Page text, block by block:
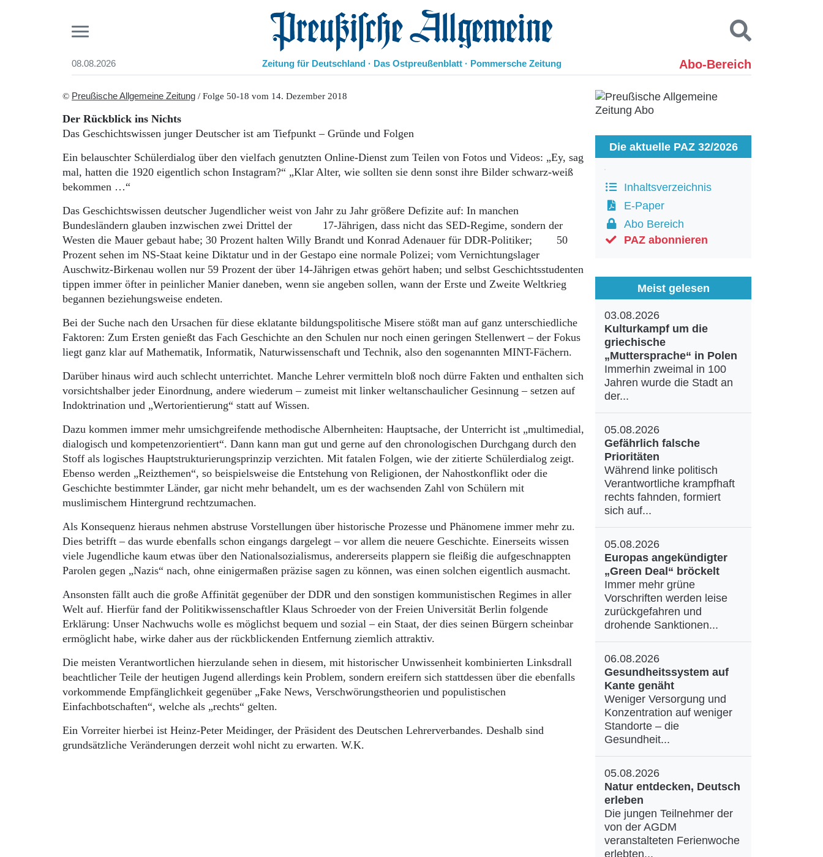
08.08.2026 Preußische Allgemeine Zeitung
Zeitung für Deutschland · Das Ostpreußenblatt · Pommersche Zeitung Abo-Bereich
Start
Aktuelle Ausgabe
Abonnenten-Login
Abonnent werden
Abo Prämien
Archiv
Mediadaten
Panorama
Gesellschaft
Leben
Geschichte
Pommern
Berlin-Brandenburg
Schlesien
Danzig und Westpreußen
Bücher
Kontakt
Suchen und finden
© Preußische Allgemeine Zeitung / Folge 50-18 vom 14. Dezember 2018
Der Rückblick ins Nichts
Das Geschichtswissen junger Deutscher ist am Tiefpunkt – Gründe und Folgen
Ein belauschter Schülerdialog über den vielfach genutzten Online-Dienst zum Teilen von Fotos und Videos: „Ey, sag
mal, hatten die 1920 eigentlich schon Instagram?“ „Klar Alter, wie sollten sie denn sonst ihre Bilder schwarz-weiß
bekommen …“
Das Geschichtswissen deutscher Jugendlicher weist von Jahr zu Jahr größere Defizite auf: In manchen
Bundesländern glauben inzwischen zwei Drittel der 17-Jährigen, dass nicht das SED-Regime, sondern der
Westen die Mauer gebaut habe; 30 Prozent halten Willy Brandt und Konrad Adenauer für DDR-Politiker; 50
Prozent sehen im NS-Staat keine Diktatur und in der Gestapo eine normale Polizei; vom Vernichtungslager
Auschwitz-Birkenau wollen nur 59 Prozent der über 14-Jährigen etwas gehört haben; und selbst Geschichtsstudenten
tippen immer öfter in peinlicher Manier daneben, wenn sie angeben sollen, wann der Erste und Zweite Weltkrieg
begannen beziehungsweise endeten.
Bei der Suche nach den Ursachen für diese eklatante bildungspolitische Misere stößt man auf ganz unterschiedliche
Faktoren: Zum Ersten genießt das Fach Geschichte an den Schulen nur noch einen geringen Stellenwert – der Fokus
liegt ganz klar auf Mathematik, Informatik, Naturwissenschaft und Technik, also den sogenannten MINT-Fächern.
Darüber hinaus wird auch schlecht unterrichtet. Manche Lehrer vermitteln bloß noch dürre Fakten und enthalten sich
vorsichtshalber jeder Einordnung, andere wiederum – zumeist mit linker weltanschaulicher Gesinnung – setzen auf
Indoktrination und „Wertorientierung“ statt auf Wissen.
Dazu kommen immer mehr umsichgreifende methodische Albernheiten: Hauptsache, der Unterricht ist „multimedial,
dialogisch und kompetenzorientiert“. Dann kann man gut und gerne auf den chronologischen Durchgang durch den
Stoff als logisches Hauptstrukturierungsprinzip verzichten. Mit fatalen Folgen, wie der zitierte Schülerdialog zeigt.
Ebenso werden „Reizthemen“, so beispielsweise die Entstehung von Religionen, der Nahostkonflikt oder die
Geschichte bestimmter Länder, gar nicht mehr behandelt, um es der wachsenden Zahl von Schülern mit
muslimischem Hintergrund rechtzumachen.
Als Konsequenz hieraus nehmen abstruse Vorstellungen über historische Prozesse und Phänomene immer mehr zu.
Dies betrifft – das wurde ebenfalls schon eingangs dargelegt – vor allem die neuere Geschichte. Einerseits wissen
viele Jugendliche kaum etwas über den Nationalsozialismus, andererseits plappern sie fleißig die aufgeschnappten
Parolen gegen „Nazis“ nach, ohne einigermaßen präzise sagen zu können, was einen solchen eigentlich ausmacht.
Ansonsten fällt auch die große Affinität gegenüber der DDR und den sonstigen kommunistischen Regimes in aller
Welt auf. Hierfür fand der Politikwissenschaftler Klaus Schroeder von der Freien Universität Berlin folgende
Erklärung: Unser Nachwuchs wolle es möglichst bequem und sozial – ein Staat, der dies seinen Bürgern scheinbar
ermöglicht habe, wirke daher aus der rückblickenden Entfernung ziemlich attraktiv.
Die meisten Verantwortlichen hierzulande sehen in diesem, mit historischer Unwissenheit kombinierten Linksdrall
beachtlicher Teile der heutigen Jugend allerdings kein Problem, sondern ereifern sich stattdessen über die ebenfalls
vorkommende Empfänglichkeit gegenüber „Fake News, Verschwörungstheorien und populistischen
Einfachbotschaften“, welche als „rechts“ gelten.
Ein Vorreiter hierbei ist Heinz-Peter Meidinger, der Präsident des Deutschen Lehrerverbandes. Deshalb sind
grundsätzliche Veränderungen derzeit wohl nicht zu erwarten. W.K.
Die aktuelle PAZ 32/2026
Inhaltsverzeichnis
E-Paper
Abo Bereich
PAZ abonnieren
Meist gelesen
03.08.2026
Kulturkampf um die
griechische
„Muttersprache“ in Polen
Immerhin zweimal in 100
Jahren wurde die Stadt an
der...
05.08.2026
Gefährlich falsche
Prioritäten
Während linke politisch
Verantwortliche krampfhaft
rechts fahnden, formiert
sich auf...
05.08.2026
Europas angekündigter
„Green Deal“ bröckelt
Immer mehr grüne
Vorschriften werden leise
zurückgefahren und
drohende Sanktionen...
06.08.2026
Gesundheitssystem auf
Kante genäht
Weniger Versorgung und
Konzentration auf weniger
Standorte – die
Gesundheit...
05.08.2026
Natur entdecken, Deutsch
erleben
Die jungen Teilnehmer der
von der AGDM
veranstalteten Ferienwoche
erlebten...